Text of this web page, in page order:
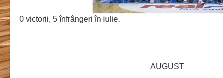
0 victorii, 5 înfrângeri în iulie.
AUGUST